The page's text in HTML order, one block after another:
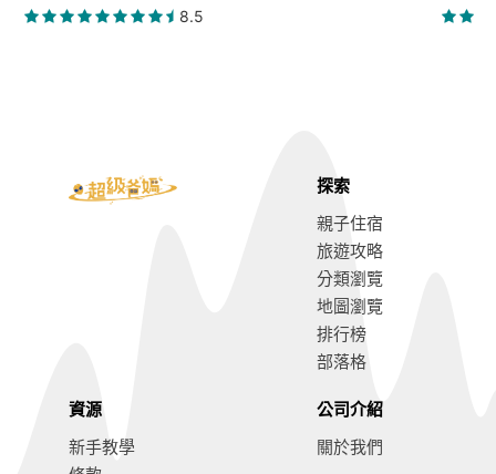
8.5
探索
親子住宿
旅遊攻略
分類瀏覽
地圖瀏覽
排行榜
部落格
資源
新手教學
公司介紹
關於我們